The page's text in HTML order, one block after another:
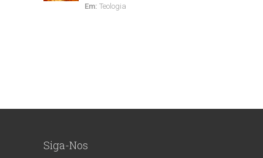
Em: Teologia
Siga-Nos